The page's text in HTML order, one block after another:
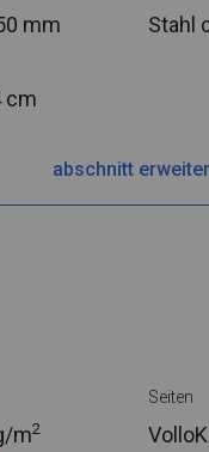
mm Stahl
cm
abschnitt
m2
Seiten